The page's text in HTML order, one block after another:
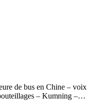
de bus en Chine – voix
– Kumning –…